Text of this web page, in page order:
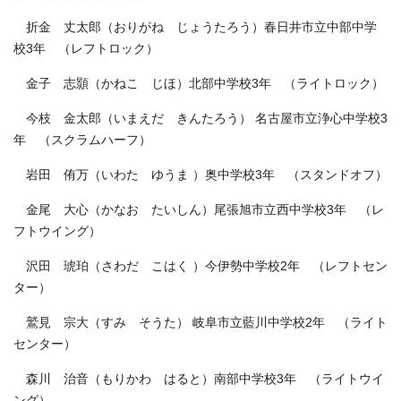
折金 丈太郎（おりがね じょうたろう）春日井市立中部中学
校3年 （レフトロック）
金子 志顥（かねこ じほ）北部中学校3年 （ライトロック）
今枝 金太郎（いまえだ きんたろう） 名古屋市立浄心中学校3
年 （スクラムハーフ）
岩田 侑万（いわた ゆうま ）奥中学校3年 （スタンドオフ）
金尾 大心（かなお たいしん）尾張旭市立西中学校3年 （レ
フトウイング）
沢田 琥珀（さわだ こはく ）今伊勢中学校2年 （レフトセン
ター）
鷲見 宗大（すみ そうた） 岐阜市立藍川中学校2年 （ライト
センター）
森川 治音（もりかわ はると）南部中学校3年 （ライトウイ